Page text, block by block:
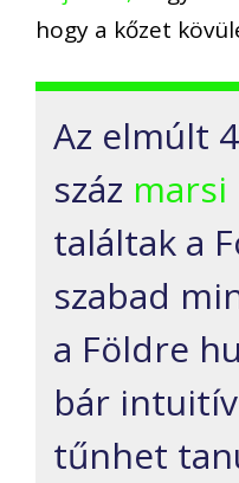
hogy a kőzet
Az elmúlt
száz
találtak a
szabad
a Földre
bár
tűnhet